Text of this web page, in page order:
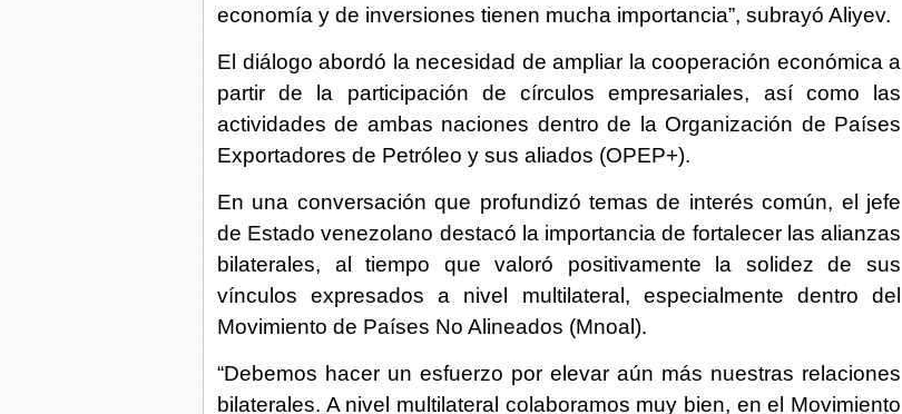
economía y de inversiones tienen mucha importancia”, subrayó Aliyev.
El diálogo abordó la necesidad de ampliar la cooperación económica a
partir de la participación de círculos empresariales, así como las
actividades de ambas naciones dentro de la Organización de Países
Exportadores de Petróleo y sus aliados (OPEP+).
En una conversación que profundizó temas de interés común, el jefe
de Estado venezolano destacó la importancia de fortalecer las alianzas
bilaterales, al tiempo que valoró positivamente la solidez de sus
vínculos expresados a nivel multilateral, especialmente dentro del
Movimiento de Países No Alineados (Mnoal).
“Debemos hacer un esfuerzo por elevar aún más nuestras relaciones
bilaterales. A nivel multilateral colaboramos muy bien, en el Movimiento